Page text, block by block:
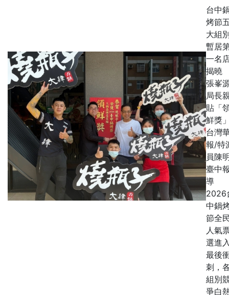
台中
烤節
大組
暫居
一名
揭
張峯
局長
貼「
鮮獎
台灣
報/特
員陳
臺中
導
2026
中鍋
節全
人氣
選進
最後
刺，
組別
爭白